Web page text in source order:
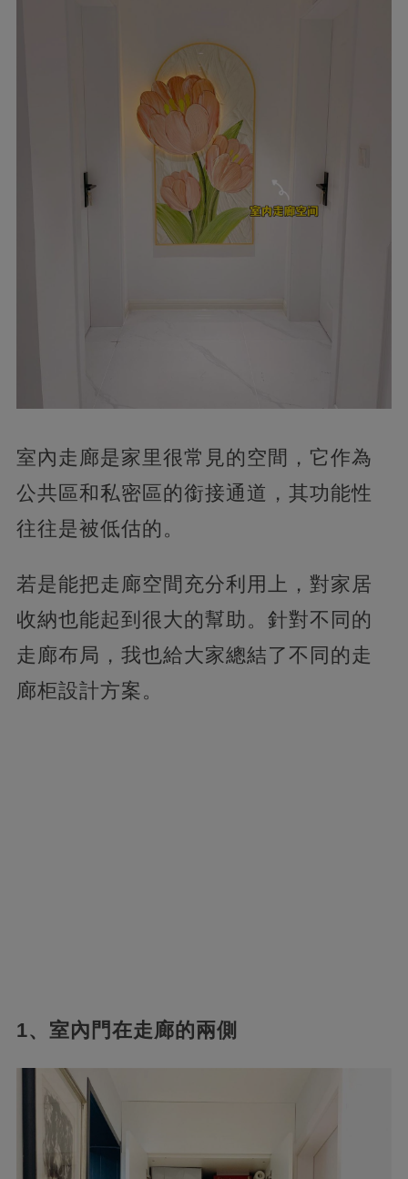
室內走廊是家里很常見的空間，它作為
公共區和私密區的銜接通道，其功能性
往往是被低估的。
若是能把走廊空間充分利用上，對家居
收納也能起到很大的幫助。針對不同的
走廊布局，我也給大家總結了不同的走
廊柜設計方案。
1、室內門在走廊的兩側